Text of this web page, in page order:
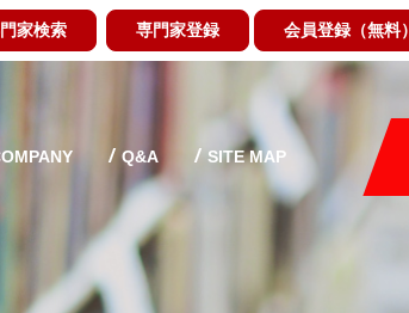
家検索 専門家登録 会員登録（無料）
Q&A SITE MAP